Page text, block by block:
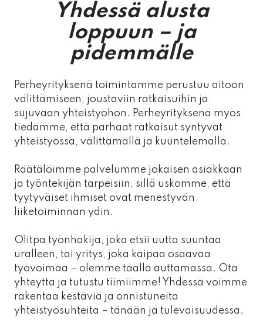
Yhdessä alusta
loppuun – ja
pidemmälle
Perheyrityksenä toimintamme perustuu aitoon
välittämiseen, joustaviin ratkaisuihin ja
sujuvaan yhteistyöhön. Perheyrityksenä myös
tiedämme, että parhaat ratkaisut syntyvät
yhteistyössä, välittämällä ja kuuntelemalla.
Räätälöimme palvelumme jokaisen asiakkaan
ja työntekijän tarpeisiin, sillä uskomme, että
tyytyväiset ihmiset ovat menestyvän
liiketoiminnan ydin.
Olitpa työnhakija, joka etsii uutta suuntaa
uralleen, tai yritys, joka kaipaa osaavaa
työvoimaa – olemme täällä auttamassa. Ota
yhteyttä ja tutustu tiimiimme! Yhdessä voimme
rakentaa kestäviä ja onnistuneita
yhteistyösuhteita – tänään ja tulevaisuudessa.